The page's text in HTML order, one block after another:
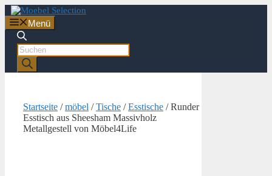
Zum
Inhalt
springen
Menü
Products
search
Startseite /möbel /Tische /Esstische / Runder
Esstisch aus Sheesham Massivholz
Metallgestell von Möbel4Life